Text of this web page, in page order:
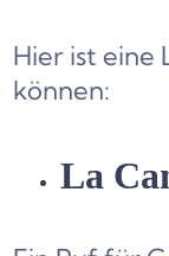
Hier ist eine
können:
La